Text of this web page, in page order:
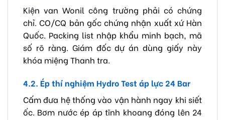
Kiện van Wonil công trường phải có chứng
chỉ. CO/CQ bản gốc chứng nhận xuất xứ Hàn
Quốc. Packing list nhập khẩu minh bạch, mã
số rõ ràng. Giám đốc dự án dùng giấy này
khóa miệng Thanh tra.
4.2. Ép thí nghiệm Hydro Test áp lực 24 Bar
Cấm đưa hệ thống vào vận hành ngay khi siết
ốc. Bơm nước ép áp tĩnh khoang đóng lên 24